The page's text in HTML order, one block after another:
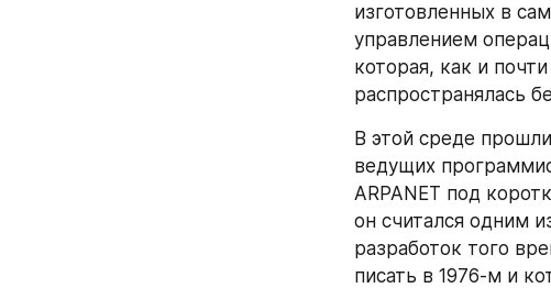
изготовленных в
управлением
которая, как и
распространялась
В этой среде
ведущих
ARPANET под
он считался одним
разработок того
писать в 1976-м и